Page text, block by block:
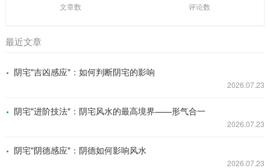
文章数 评论数
最近文章
阴宅"吉凶感应"：如何判断阴宅的影响
2026.07.23
阴宅"进阶技法"：阴宅风水的最高境界——形气合一
2026.07.23
阴宅"阴德感应"：阴德如何影响风水
2026.07.23